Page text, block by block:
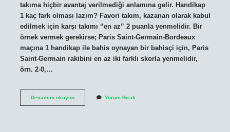
takıma hiçbir avantaj verilmediği anlamına gelir. Handikap
1 kaç fark olması lazım? Favori takım, kazanan olarak kabul
edilmek için karşı takımı “en az” 2 puanla yenmelidir. Bir
örnek vermek gerekirse; Paris Saint-Germain-Bordeaux
maçına 1 handikap ile bahis oynayan bir bahisçi için, Paris
Saint-Germain rakibini en az iki farklı skorla yenmelidir,
örn. 2-0,…
Devamını okuyunHandikap
Yorum Bırak